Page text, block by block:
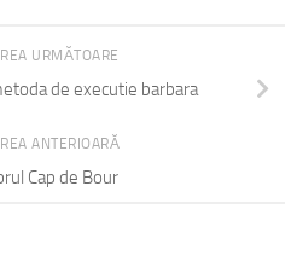
URMĂTOARE
de executie barbara
ANTERIOARĂ
Cap de Bour